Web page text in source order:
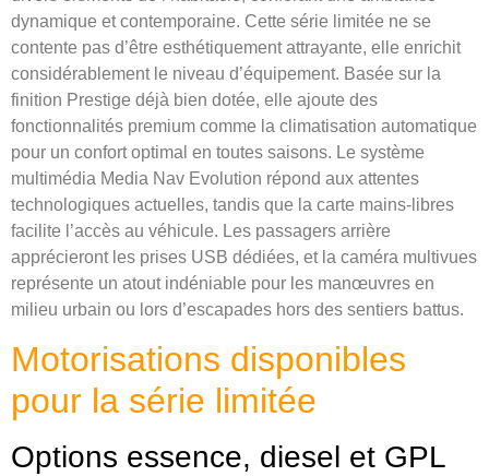
dynamique et contemporaine. Cette série limitée ne se
contente pas d’être esthétiquement attrayante, elle enrichit
considérablement le niveau d’équipement. Basée sur la
finition Prestige déjà bien dotée, elle ajoute des
fonctionnalités premium comme la climatisation automatique
pour un confort optimal en toutes saisons. Le système
multimédia Media Nav Evolution répond aux attentes
technologiques actuelles, tandis que la carte mains-libres
facilite l’accès au véhicule. Les passagers arrière
apprécieront les prises USB dédiées, et la caméra multivues
représente un atout indéniable pour les manœuvres en
milieu urbain ou lors d’escapades hors des sentiers battus.
Motorisations disponibles
pour la série limitée
Options essence, diesel et GPL